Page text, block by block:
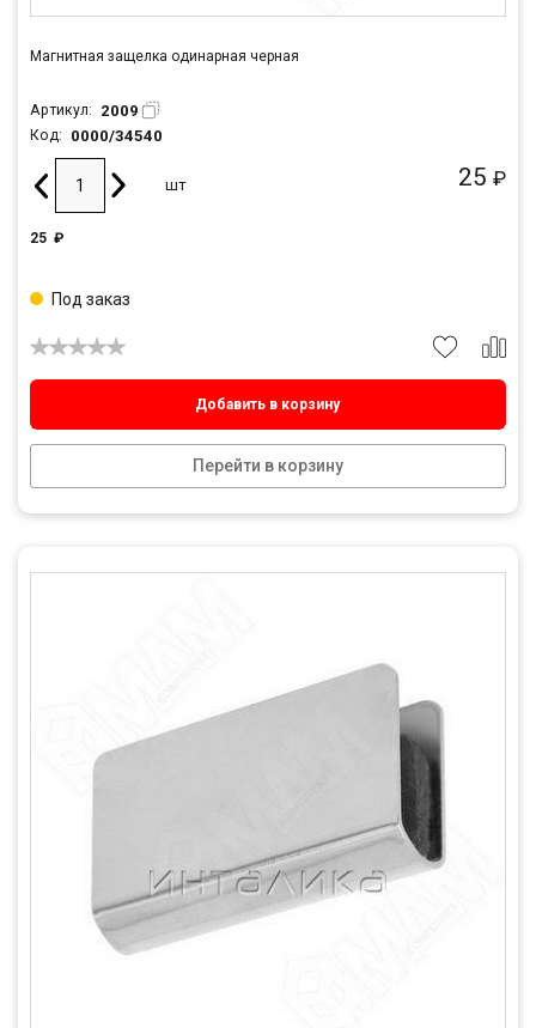
Магнитная защелка одинарная черная
Артикул: 2009
Код: 0000/34540
25 ₽
шт
25 ₽
Добавить в корзину
Перейти в корзину
Под заказ